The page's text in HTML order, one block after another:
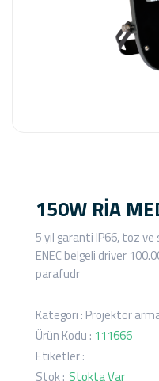
150W RİA
5 yıl garanti IP66, toz
ENEC belgeli driver
parafudr
Kategori : Projektör
Ürün Kodu : 111666
Etiketler :
Stok : Stokta Var